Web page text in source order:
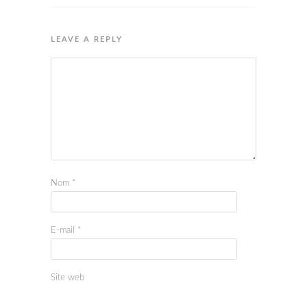
LEAVE A REPLY
Nom *
E-mail *
Site web